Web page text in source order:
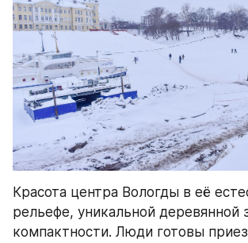
Красота центра Вологды в её
рельефе, уникальной деревянной
компактности. Люди готовы